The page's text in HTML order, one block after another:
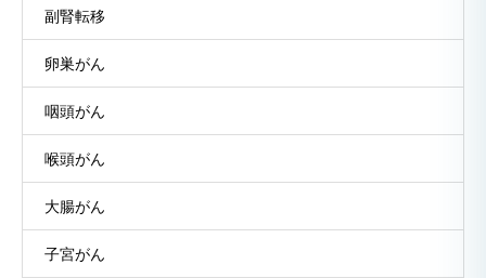
副腎転移
卵巣がん
咽頭がん
喉頭がん
大腸がん
子宮がん